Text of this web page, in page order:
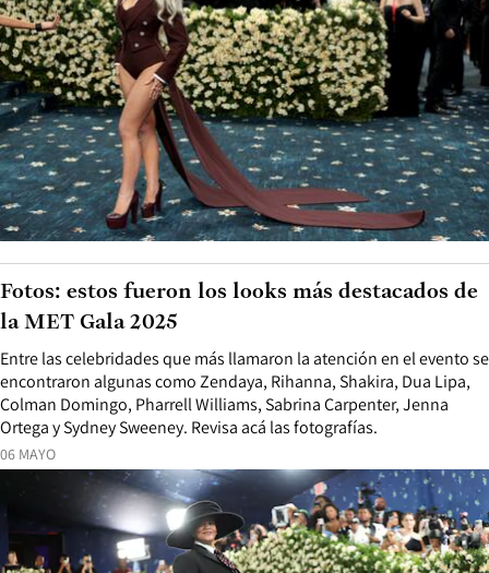
06 MAYO
Entre las celebridades que más llamaron la atención en el evento se
encontraron algunas como Zendaya, Rihanna, Shakira, Dua Lipa,
Colman Domingo, Pharrell Williams, Sabrina Carpenter, Jenna
Ortega y Sydney Sweeney. Revisa acá las fotografías.
Fotos: estos fueron los looks más destacados de
la MET Gala 2025